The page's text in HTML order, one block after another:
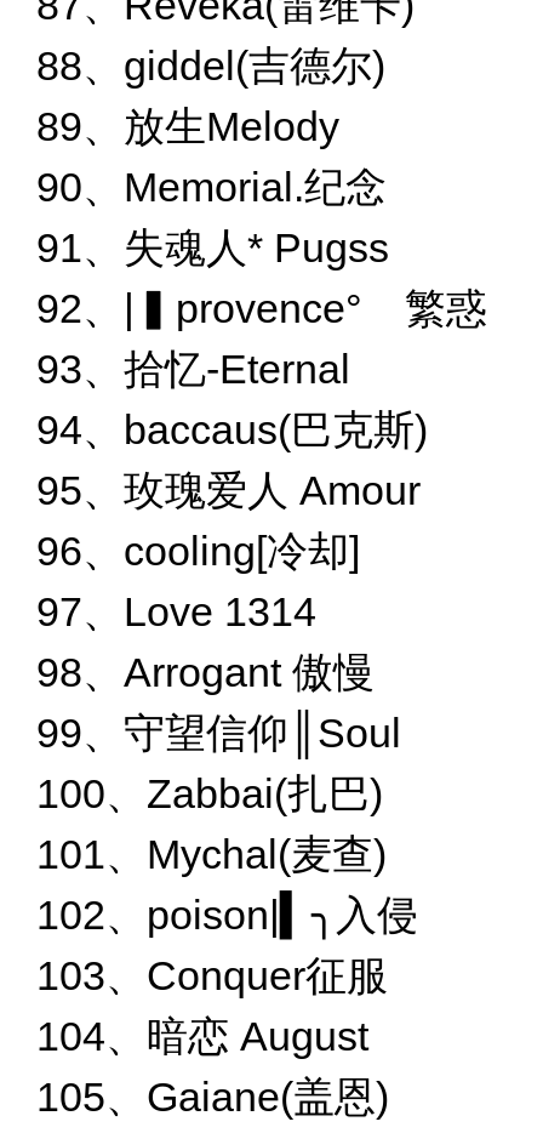
88、giddel(吉德尔)
89、放生Melody
90、Memorial.纪念
91、失魂人* Pugss
92、|▍provence°ゞ繁惑
93、拾忆-Eternal
94、baccaus(巴克斯)
95、玫瑰爱人 Amour
96、cooling[冷却]
97、Love 1314
98、Arrogant 傲慢
99、守望信仰║Soul
100、Zabbai(扎巴)
101、Mychal(麦查)
102、poison|▍╮入侵
103、Conquer征服
104、暗恋 August
105、Gaiane(盖恩)